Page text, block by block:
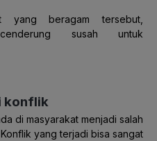
yang beragam tersebut,
susah untuk
konflik
di masyarakat menjadi salah
yang terjadi bisa sangat